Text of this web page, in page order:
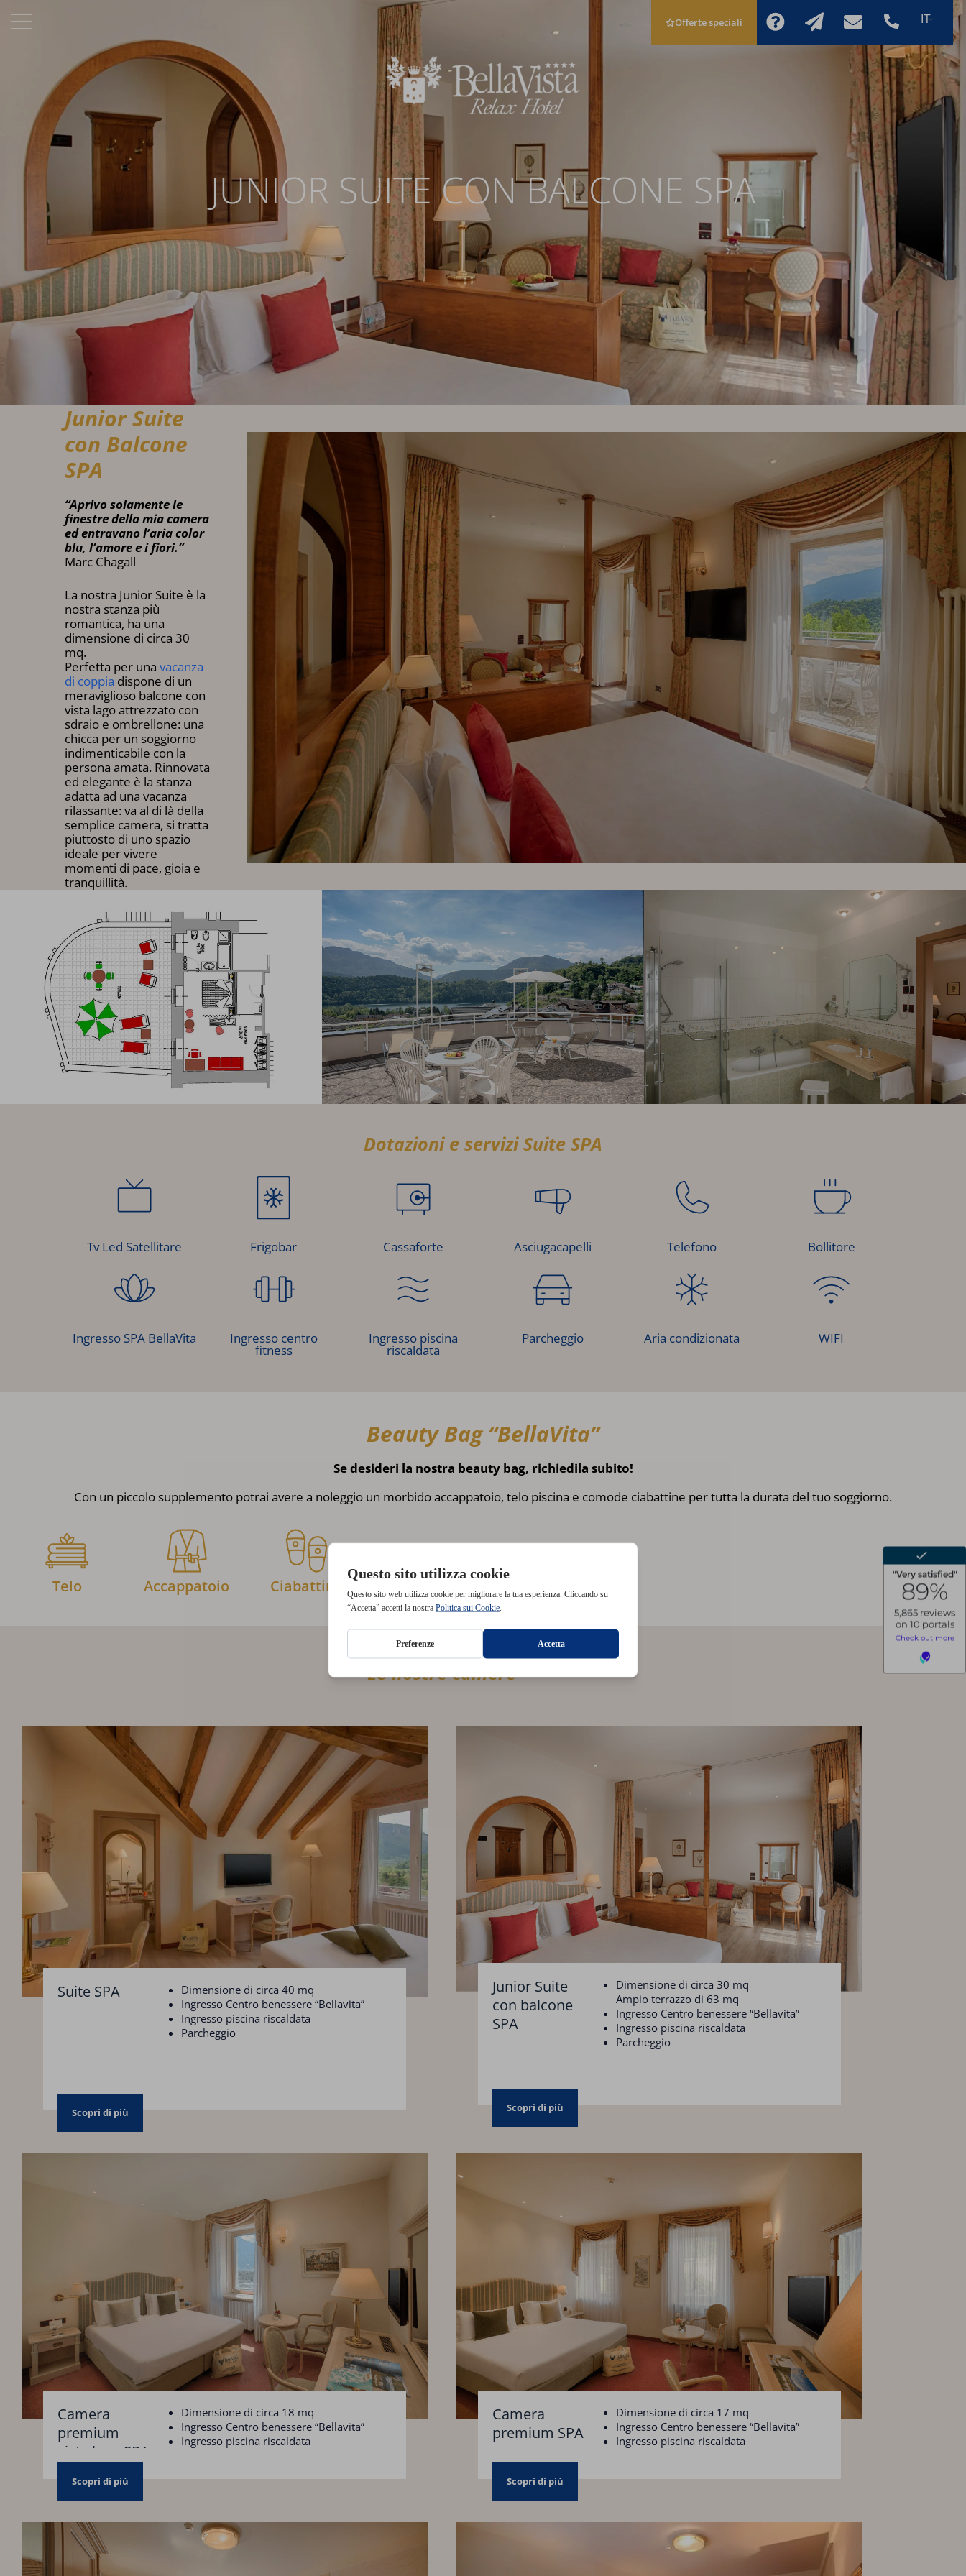
Offerte speciali
PREVENTIVO PRENOTA
JUNIOR SUITE CON BALCONE SPA
Junior Suite
con Balcone
SPA
“Aprivo solamente le
finestre della mia camera
ed entravano l’aria color
blu, l’amore e i fiori.”
Marc Chagall
La nostra Junior Suite è la
nostra stanza più
romantica, ha una
dimensione di circa 30
mq.
Perfetta per una vacanza
di coppia dispone di un
meraviglioso balcone con
vista lago attrezzato con
sdraio e ombrellone: una
chicca per un soggiorno
indimenticabile con la
persona amata. Rinnovata
ed elegante è la stanza
adatta ad una vacanza
rilassante: va al di là della
semplice camera, si tratta
piuttosto di uno spazio
ideale per vivere
momenti di pace, gioia e
tranquillità.
Dotazioni e servizi Suite SPA
Tv Led Satellitare Frigobar Cassaforte Asciugacapelli Telefono Bollitore
Ingresso SPA BellaVita Ingresso centro
fitness
Ingresso piscina
riscaldata
Parcheggio Aria condizionata WIFI
Beauty Bag “BellaVita”
Se desideri la nostra beauty bag, richiedila subito!
Con un piccolo supplemento potrai avere a noleggio un morbido accappatoio, telo piscina e comode ciabattine per tutta la durata del tuo soggiorno.
Telo Accappatoio Ciabattine
Le nostre camere
Suite SPA
Dimensione di circa 40 mq
Ingresso Centro benessere “Bellavita”
Ingresso piscina riscaldata
Parcheggio
Scopri di più
Junior Suite
con balcone
SPA
Dimensione di circa 30 mq
Ampio terrazzo di 63 mq
Ingresso Centro benessere “Bellavita”
Ingresso piscina riscaldata
Parcheggio
Scopri di più
Camera
premium
vista lago SPA
Dimensione di circa 18 mq
Ingresso Centro benessere “Bellavita”
Ingresso piscina riscaldata
Scopri di più
Camera
premium SPA
Dimensione di circa 17 mq
Ingresso Centro benessere “Bellavita”
Ingresso piscina riscaldata
Scopri di più